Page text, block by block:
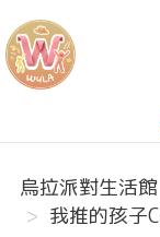
烏拉派對生活館
烏拉派對生活館
我推的孩子